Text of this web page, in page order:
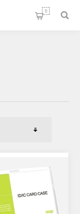
0